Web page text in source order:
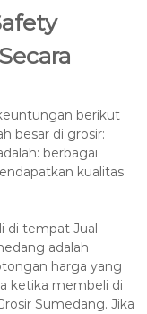
berikut
besar di grosir:
berbagai
kualitas
di tempat Jual
adalah
harga yang
ketika membeli di
Sumedang. Jika